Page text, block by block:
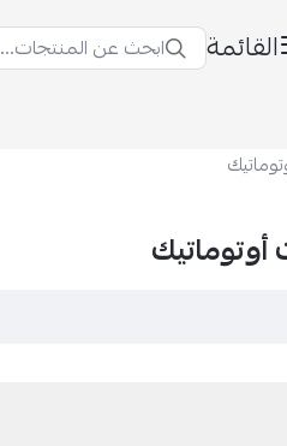
القائمة ابحث عن المنتجات...